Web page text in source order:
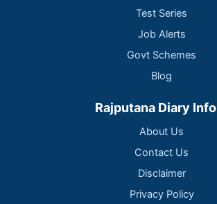
Test Series
Job Alerts
Govt Schemes
Blog
Rajputana Diary Info
About Us
Contact Us
Disclaimer
Privacy Policy